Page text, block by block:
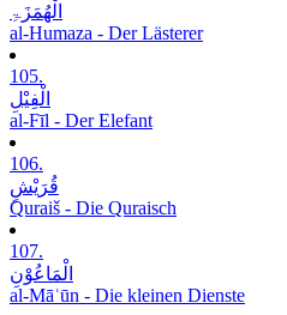
الْھُمَزَۃِ
al-Humaza - Der Lästerer
105.
الْفِیْلِ
al-Fīl - Der Elefant
106.
قُرَیْشٍ
Quraiš - Die Quraisch
107.
الْمَاعُوْنِ
al-Māʿūn - Die kleinen Dienste